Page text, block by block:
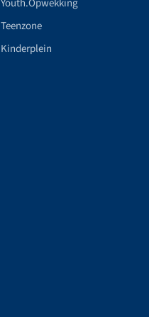
Youth.Opwekking
Teenzone
Kinderplein